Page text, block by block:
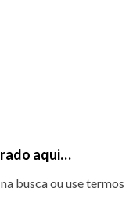
aqui…
busca ou use termos